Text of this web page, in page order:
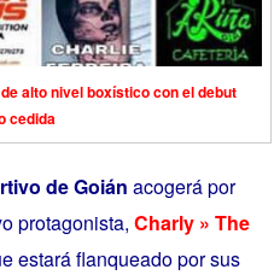
alto nivel boxístico con el debut
cedida
de Goián acogerá por
protagonista, Charly » The
estará flanqueado por sus